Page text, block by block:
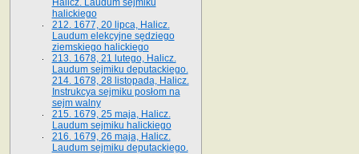
Halicz. Laudum sejmiku
halickiego
212. 1677, 20 lipca, Halicz.
Laudum elekcyjne sędziego
ziemskiego halickiego
213. 1678, 21 lutego, Halicz.
Laudum sejmiku deputackiego.
214. 1678, 28 listopada, Halicz.
Instrukcya sejmiku posłom na
sejm walny
215. 1679, 25 maja, Halicz.
Laudum sejmiku halickiego
216. 1679, 26 maja, Halicz.
Laudum sejmiku deputackiego.